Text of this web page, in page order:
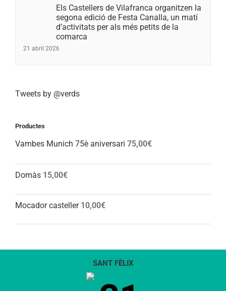
Els Castellers de Vilafranca organitzen la
segona edició de Festa Canalla, un matí
d’activitats per als més petits de la
comarca
21 abril 2026
Tweets by @verds
Productes
Vambes Munich 75è aniversari 75,00€
Domàs 15,00€
Mocador casteller 10,00€
SANT FÈLIX